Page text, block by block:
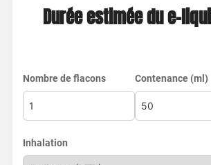
Durée estimée du e-
Nombre de flacons Contenance (ml)
Inhalation